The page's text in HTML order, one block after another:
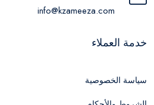
info@kzameeza.com
خدمة العملاء
سياسة الخصوصية